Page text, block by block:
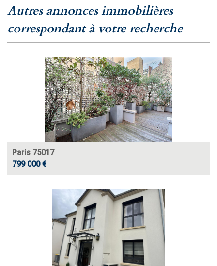
autres annonces immobilières
correspondant à votre recherche
Paris 75017
799 000 €